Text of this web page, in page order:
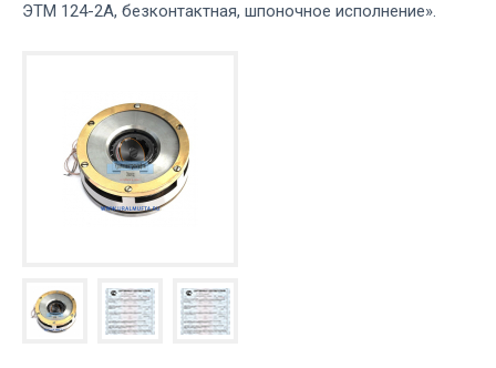
ЭТМ 124-2А, безконтактная, шпоночное исполнение».